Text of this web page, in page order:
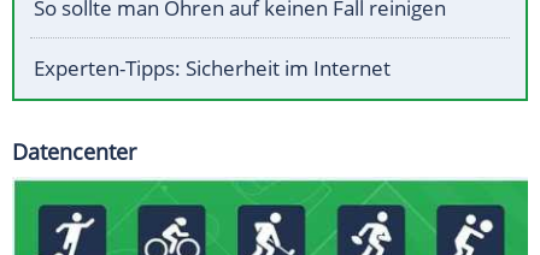
So sollte man Ohren auf keinen Fall reinigen
Experten-Tipps: Sicherheit im Internet
Datencenter